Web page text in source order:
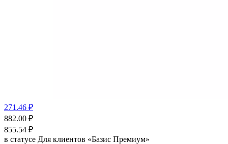
271.46 ₽
882.00 ₽
855.54 ₽
в статусе Для клиентов «Базис Премиум»